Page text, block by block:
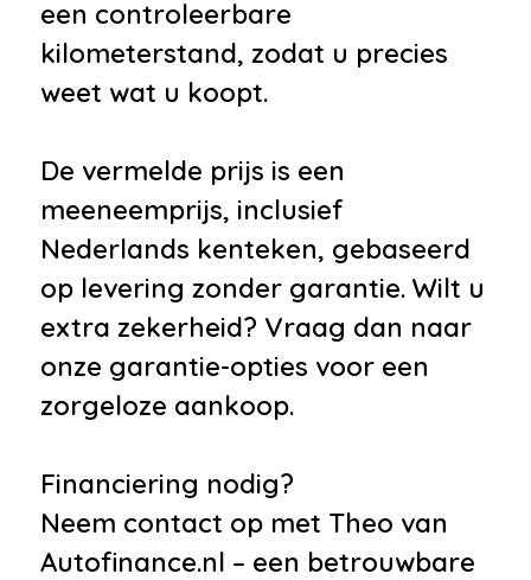
een controleerbare
kilometerstand, zodat u precies
weet wat u koopt.
De vermelde prijs is een
meeneemprijs, inclusief
Nederlands kenteken, gebaseerd
op levering zonder garantie. Wilt u
extra zekerheid? Vraag dan naar
onze garantie-opties voor een
zorgeloze aankoop.
Financiering nodig?
Neem contact op met Theo van
Autofinance.nl – een betrouwbare